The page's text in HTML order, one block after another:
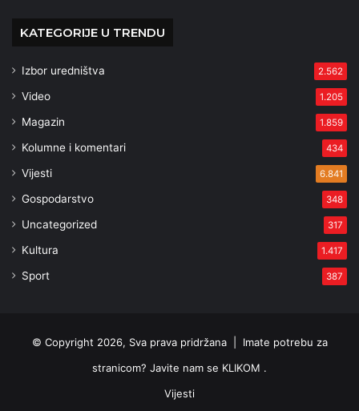
KATEGORIJE U TRENDU
Izbor uredništva 2.562
Video 1.205
Magazin 1.859
Kolumne i komentari 434
Vijesti 6.841
Gospodarstvo 348
Uncategorized 317
Kultura 1.417
Sport 387
© Copyright 2026, Sva prava pridržana | Imate potrebu za
stranicom? Javite nam se KLIKOM .
Vijesti